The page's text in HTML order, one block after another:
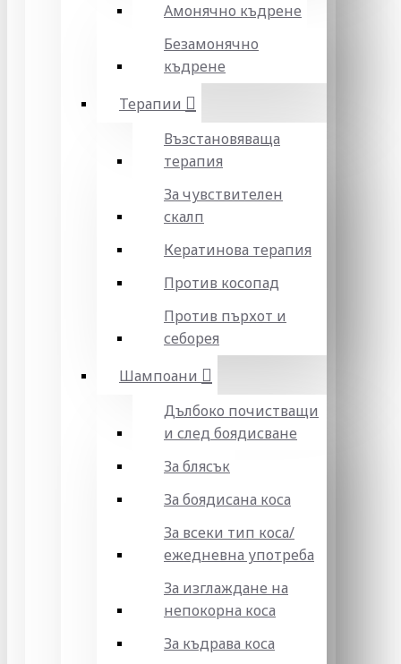
Амонячно къдрене
Безамонячно
къдрене
Терапии
Възстановяваща
терапия
За чувствителен
скалп
Кератинова терапия
Против косопад
Против пърхот и
себорея
Шампоани
Дълбоко почистващи
и след боядисване
За блясък
За боядисана коса
За всеки тип коса/
ежедневна употреба
За изглаждане на
непокорна коса
За къдрава коса